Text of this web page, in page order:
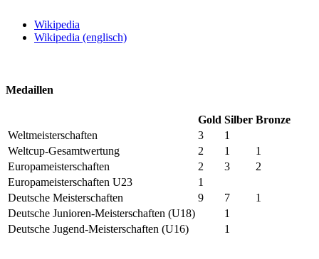
Wikipedia
Wikipedia (englisch)
Medaillen
Gold Silber Bronze
Weltmeisterschaften
3
1
Weltcup-Gesamtwertung
2 1
1
Europameisterschaften
2 3
2
Europameisterschaften U23
1
Deutsche Meisterschaften
9 7
1
Deutsche Junioren-Meisterschaften (U18)
1
Deutsche Jugend-Meisterschaften (U16)
1